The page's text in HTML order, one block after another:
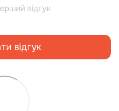
відгук
відгук